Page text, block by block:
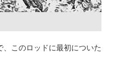
このロッドに最初についた